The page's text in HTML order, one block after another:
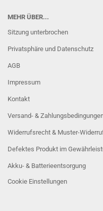
MEHR ÜBER...
Sitzung unterbrochen
Privatsphäre und Datenschutz
AGB
Impressum
Kontakt
Versand- &
Widerrufsrecht & Muster-
Defektes Produkt im
Akku- & Batterieentsorgung
Cookie Einstellungen